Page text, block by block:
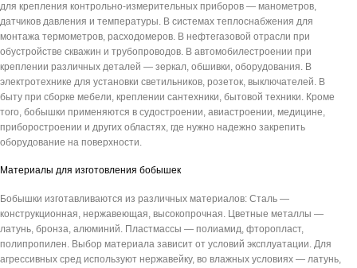
для крепления контрольно-измерительных приборов — манометров,
датчиков давления и температуры. В системах теплоснабжения для
монтажа термометров, расходомеров. В нефтегазовой отрасли при
обустройстве скважин и трубопроводов. В автомобилестроении при
креплении различных деталей — зеркал, обшивки, оборудования. В
электротехнике для установки светильников, розеток, выключателей. В
быту при сборке мебели, креплении сантехники, бытовой техники. Кроме
того, бобышки применяются в судостроении, авиастроении, медицине,
приборостроении и других областях, где нужно надежно закрепить
оборудование на поверхности.
Материалы для изготовления бобышек
Бобышки изготавливаются из различных материалов: Сталь —
конструкционная, нержавеющая, высокопрочная. Цветные металлы —
латунь, бронза, алюминий. Пластмассы — полиамид, фторопласт,
полипропилен. Выбор материала зависит от условий эксплуатации. Для
агрессивных сред используют нержавейку, во влажных условиях — латунь,